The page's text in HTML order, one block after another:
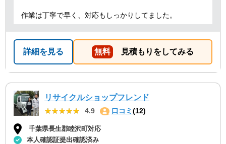
作業は丁寧で早く、対応もしっかりしてました。
詳細を見る 無料 見積もりをしてみる
リサイクルショップフレンド
★★★★★
★★★★★ 4.9 口コミ (12)
千葉県長生郡睦沢町対応
本人確認証提出確認済み